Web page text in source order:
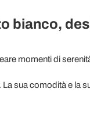
bianco,
momenti di
sua comodità e la